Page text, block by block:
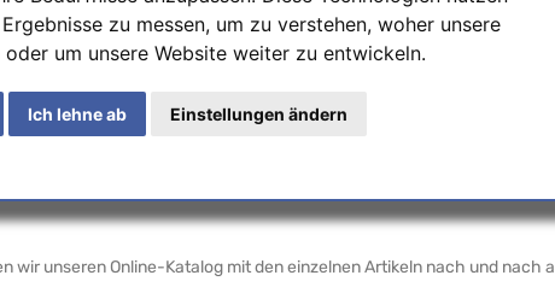
zu messen, um zu verstehen, woher unsere
oder um unsere Website weiter zu entwickeln.
Ich lehne ab Einstellungen ändern
wurde 2007 eingeführt, um ein breites Sortiment an
das speziell auf die Bedürfnisse von Einsteigern und
mit ausgewählten Herstellern in Asien, aber
Portugal und den USA entwickelt und gefertigt. Ein
wir unseren Online-Katalog mit den einzelnen Artikeln nach und nach